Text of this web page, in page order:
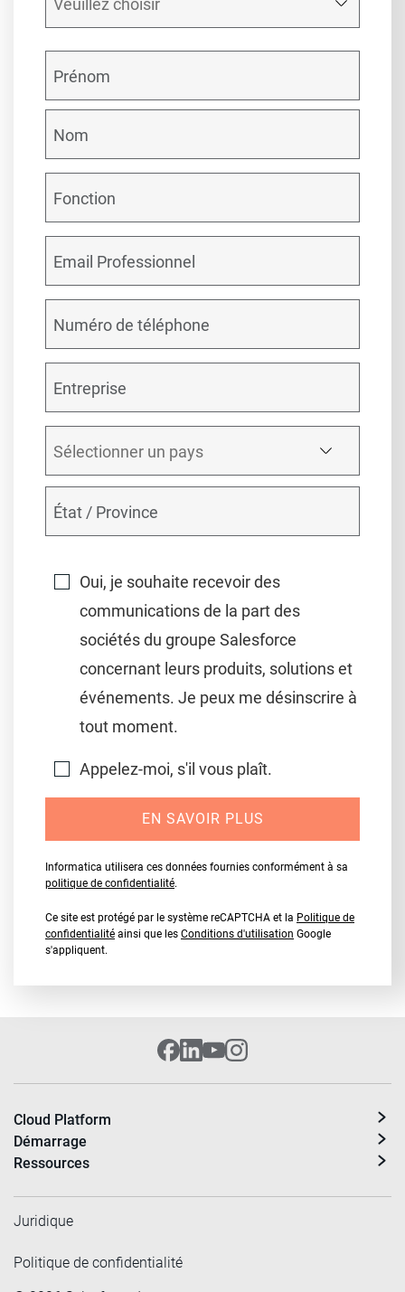
Oui, je souhaite recevoir des
communications de la part des
sociétés du groupe Salesforce
concernant leurs produits, solutions et
événements. Je peux me désinscrire à
tout moment.
Appelez-moi, s'il vous plaît.
EN SAVOIR PLUS
Informatica utilisera ces données fournies conformément à sa
politique de confidentialité.
Ce site est protégé par le système reCAPTCHA et la Politique de
confidentialité ainsi que les Conditions d'utilisation Google
s'appliquent.
Cloud Platform
Démarrage
Ressources
Juridique
Politique de confidentialité